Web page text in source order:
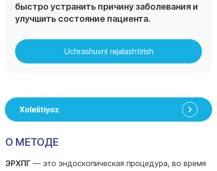
быстро устранить причину заболевания и
улучшить состояние пациента.
Uchrashuvni rejalashtirish
Xolelitiyoz
О МЕТОДЕ
ЭРХПГ — это эндоскопическая процедура, во время